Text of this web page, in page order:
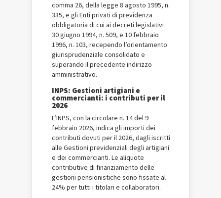
comma 26, della legge 8 agosto 1995, n.
335, e gli Enti privati di previdenza
obbligatoria di cui ai decreti legislativi
30 giugno 1994, n. 509, e 10 febbraio
1996, n. 103, recependo l’orientamento
giurisprudenziale consolidato e
superando il precedente indirizzo
amministrativo.
INPS: Gestioni artigiani e
commercianti: i contributi per il
2026
L’INPS, con la circolare n. 14 del 9
febbraio 2026, indica gli importi dei
contributi dovuti per il 2026, dagli iscritti
alle Gestioni previdenziali degli artigiani
e dei commercianti. Le aliquote
contributive di finanziamento delle
gestioni pensionistiche sono fissate al
24% per tutti i titolari e collaboratori.